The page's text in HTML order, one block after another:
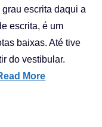
escrita daqui a
escrita, é um
baixas. Até tive
do vestibular.
More